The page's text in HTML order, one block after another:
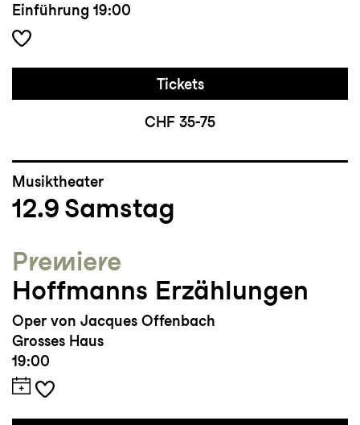
Einführung 19:00
Tickets
CHF 35-75
Musiktheater
12.9 Samstag
Premiere
Hoffmanns Erzählungen
Oper von Jacques Offenbach
Grosses Haus
19:00